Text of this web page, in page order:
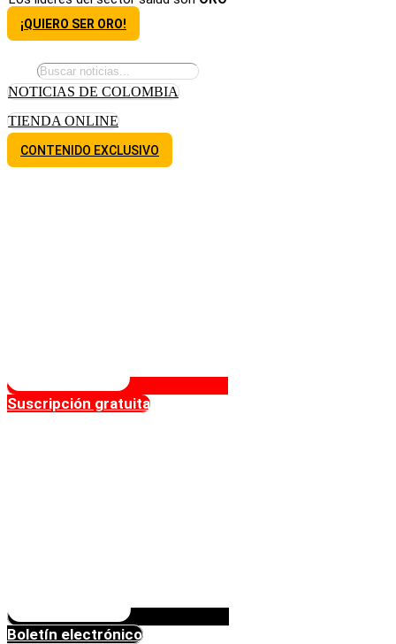
¡QUIERO SER ORO!
NOTICIAS DE COLOMBIA
TIENDA ONLINE
CONTENIDO EXCLUSIVO
Suscripción gratuita
Boletín electrónico